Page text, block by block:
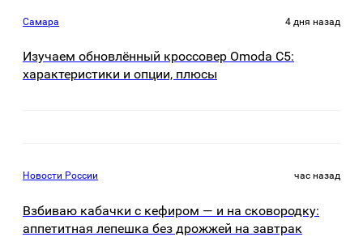
Самара 4 дня назад
Изучаем обновлённый кроссовер Omoda C5:
характеристики и опции, плюсы
Новости России час назад
Взбиваю кабачки с кефиром — и на сковородку:
аппетитная лепешка без дрожжей на завтрак